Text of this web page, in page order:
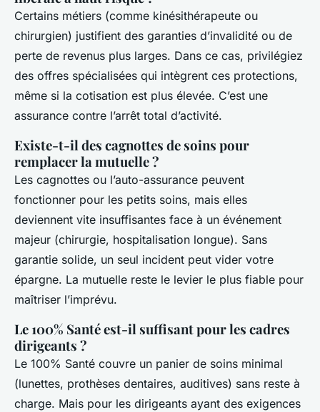
Certains métiers (comme kinésithérapeute ou
chirurgien) justifient des garanties d’invalidité ou de
perte de revenus plus larges. Dans ce cas, privilégiez
des offres spécialisées qui intègrent ces protections,
même si la cotisation est plus élevée. C’est une
assurance contre l’arrêt total d’activité.
Existe-t-il des cagnottes de soins pour
remplacer la mutuelle ?
Les cagnottes ou l’auto-assurance peuvent
fonctionner pour les petits soins, mais elles
deviennent vite insuffisantes face à un événement
majeur (chirurgie, hospitalisation longue). Sans
garantie solide, un seul incident peut vider votre
épargne. La mutuelle reste le levier le plus fiable pour
maîtriser l’imprévu.
Le 100% Santé est-il suffisant pour les cadres
dirigeants ?
Le 100% Santé couvre un panier de soins minimal
(lunettes, prothèses dentaires, auditives) sans reste à
charge. Mais pour les dirigeants ayant des exigences